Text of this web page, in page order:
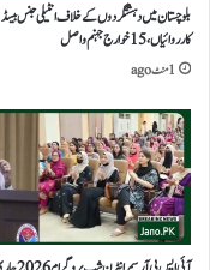
بلوچستان میں دہشتگردوں کے خلاف انٹیلی جنس بیسڈ
کارروائیاں، 15خوارج جہنم واصل
1 منٹ ago